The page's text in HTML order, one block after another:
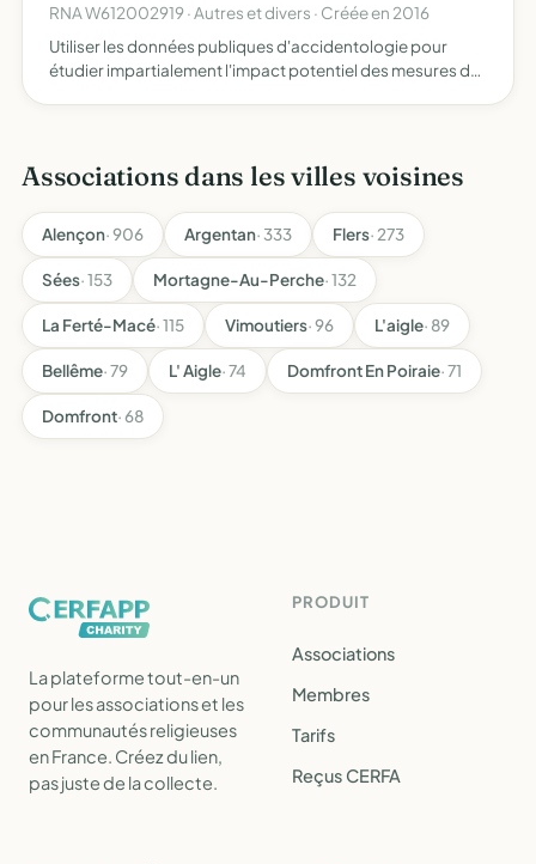
RNA W612002919 · Autres et divers · Créée en 2016
Utiliser les données publiques d'accidentologie pour
étudier impartialement l'impact potentiel des mesures de
Associations dans les villes voisines
Alençon· 906 Argentan· 333 Flers· 273
Sées· 153 Mortagne-Au-Perche· 132
La Ferté-Macé· 115 Vimoutiers· 96 L'aigle· 89
Bellême· 79 L' Aigle· 74 Domfront En Poiraie· 71
Domfront· 68
La plateforme tout-en-un
pour les associations et les
communautés religieuses
en France. Créez du lien,
pas juste de la collecte.
PRODUIT
Associations
Membres
Tarifs
Reçus CERFA